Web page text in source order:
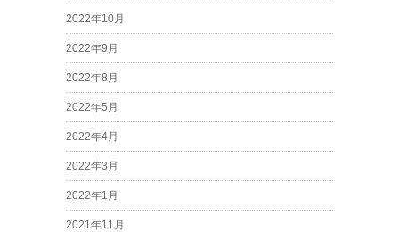
2022年10月
2022年9月
2022年8月
2022年5月
2022年4月
2022年3月
2022年1月
2021年11月